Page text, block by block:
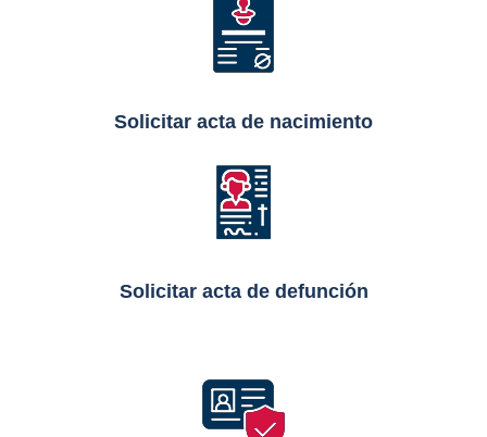
Solicitar acta de nacimiento
Solicitar acta de defunción